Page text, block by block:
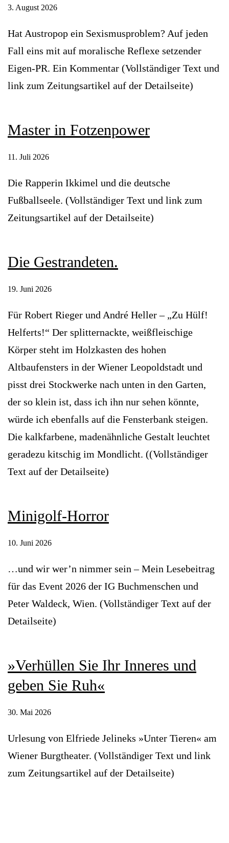
3. August 2026
Hat Austropop ein Sexismusproblem? Auf jeden
Fall eins mit auf moralische Reflexe setzender
Eigen-PR. Ein Kommentar (Vollständiger Text und
link zum Zeitungsartikel auf der Detailseite)
Master in Fotzenpower
11. Juli 2026
Die Rapperin Ikkimel und die deutsche
Fußballseele. (Vollständiger Text und link zum
Zeitungsartikel auf der Detailseite)
Die Gestrandeten.
19. Juni 2026
Für Robert Rieger und André Heller – „Zu Hülf!
Helferts!“ Der splitternackte, weißfleischige
Körper steht im Holzkasten des hohen
Altbaufensters in der Wiener Leopoldstadt und
pisst drei Stockwerke nach unten in den Garten,
der so klein ist, dass ich ihn nur sehen könnte,
würde ich ebenfalls auf die Fensterbank steigen.
Die kalkfarbene, madenähnliche Gestalt leuchtet
geradezu kitschig im Mondlicht. ((Vollständiger
Text auf der Detailseite)
Minigolf-Horror
10. Juni 2026
…und wir wer’n nimmer sein – Mein Lesebeitrag
für das Event 2026 der IG Buchmenschen und
Peter Waldeck, Wien. (Vollständiger Text auf der
Detailseite)
»Verhüllen Sie Ihr Inneres und
geben Sie Ruh«
30. Mai 2026
Urlesung von Elfriede Jelineks »Unter Tieren« am
Wiener Burgtheater. (Vollständiger Text und link
zum Zeitungsartikel auf der Detailseite)